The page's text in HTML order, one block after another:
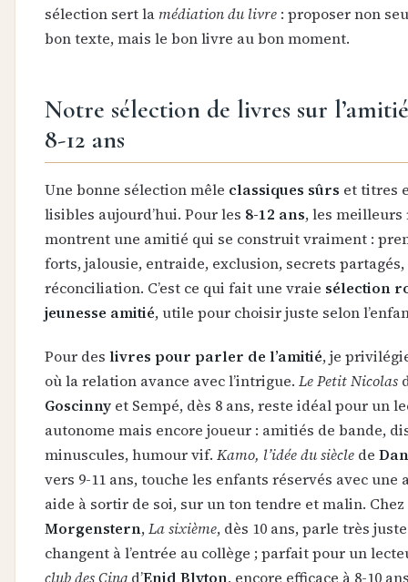
sélection sert la médiation du livre : proposer non
bon texte, mais le bon livre au bon moment.
Notre sélection de livres sur
8-12 ans
Une bonne sélection mêle classiques sûrs et titres
lisibles aujourd’hui. Pour les 8-12 ans, les meilleurs
montrent une amitié qui se construit vraiment :
forts, jalousie, entraide, exclusion, secrets
réconciliation. C’est ce qui fait une vraie sélection
jeunesse amitié, utile pour choisir juste selon
Pour des livres pour parler de l’amitié, je
où la relation avance avec l’intrigue. Le Petit Nicolas
Goscinny et Sempé, dès 8 ans, reste idéal pour un
autonome mais encore joueur : amitiés de bande,
minuscules, humour vif. Kamo, l’idée du siècle de
vers 9-11 ans, touche les enfants réservés avec une
aide à sortir de soi, sur un ton tendre et malin. Chez
Morgenstern,La sixième, dès 10 ans, parle très
changent à l’entrée au collège ; parfait pour un
club des Cinq d’Enid Blyton, encore efficace à 8-10